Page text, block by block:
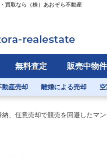
買取なら（株）あおぞら不動産
無料査定 販売中物件
動産売却 離婚による売却
、任意売却で競売を回避したマン